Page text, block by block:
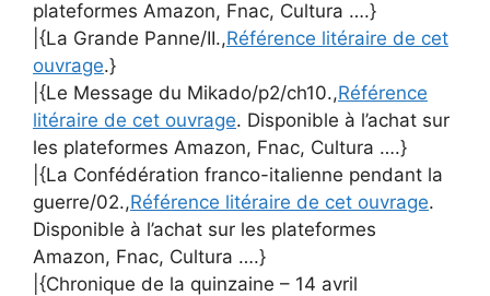
plateformes Amazon, Fnac, Cultura ….}
|{La Grande Panne/II.,Référence litéraire de cet
ouvrage.}
|{Le Message du Mikado/p2/ch10.,Référence
litéraire de cet ouvrage. Disponible à l’achat sur
les plateformes Amazon, Fnac, Cultura ….}
|{La Confédération franco-italienne pendant la
guerre/02.,Référence litéraire de cet ouvrage.
Disponible à l’achat sur les plateformes
Amazon, Fnac, Cultura ….}
|{Chronique de la quinzaine – 14 avril